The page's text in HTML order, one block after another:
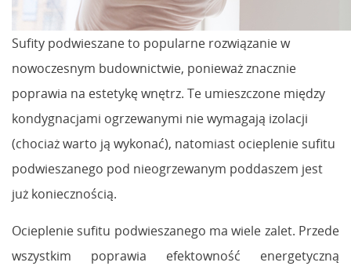
Sufity podwieszane to popularne rozwiązanie w
nowoczesnym budownictwie, ponieważ znacznie
poprawia na estetykę wnętrz. Te umieszczone między
kondygnacjami ogrzewanymi nie wymagają izolacji
(chociaż warto ją wykonać), natomiast ocieplenie sufitu
podwieszanego pod nieogrzewanym poddaszem jest
już koniecznością.
Ocieplenie sufitu podwieszanego ma wiele zalet. Przede
wszystkim poprawia efektowność energetyczną